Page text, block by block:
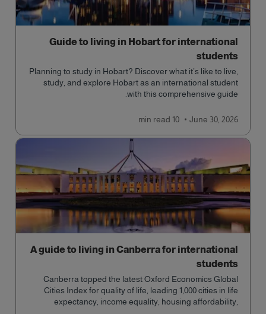
Guide to living in Hobart for international
students
Planning to study in Hobart? Discover what it’s like to live,
study, and explore Hobart as an international student
with this comprehensive guide.
June 30, 2026
10 min
read
A guide to living in Canberra for international
students
Canberra topped the latest Oxford Economics Global
Cities Index for quality of life, leading 1,000 cities in life
expectancy, income equality, housing affordability,